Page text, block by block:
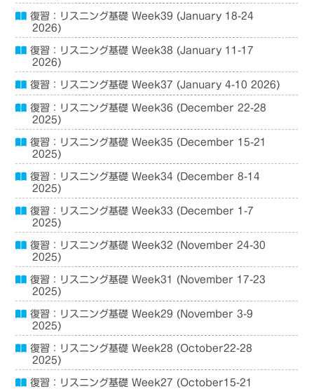
復習：リスニング基礎 Week39 (January 18-24
2026)
復習：リスニング基礎 Week38 (January 11-17
2026)
復習：リスニング基礎 Week37 (January 4-10 2026)
復習：リスニング基礎 Week36 (December 22-28
2025)
復習：リスニング基礎 Week35 (December 15-21
2025)
復習：リスニング基礎 Week34 (December 8-14
2025)
復習：リスニング基礎 Week33 (December 1-7
2025)
復習：リスニング基礎 Week32 (November 24-30
2025)
復習：リスニング基礎 Week31 (November 17-23
2025)
復習：リスニング基礎 Week29 (November 3-9
2025)
復習：リスニング基礎 Week28 (October22-28
2025)
復習：リスニング基礎 Week27 (October15-21